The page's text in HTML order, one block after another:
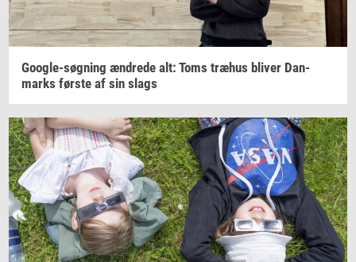
Google-​søgning æn­dre­de alt: Toms træhus bli­ver Dan­
marks før­ste af sin slags